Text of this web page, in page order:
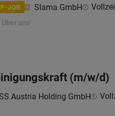
JOB Slama GmbH
Über uns
(m/w/d)
Austria Holding GmbH